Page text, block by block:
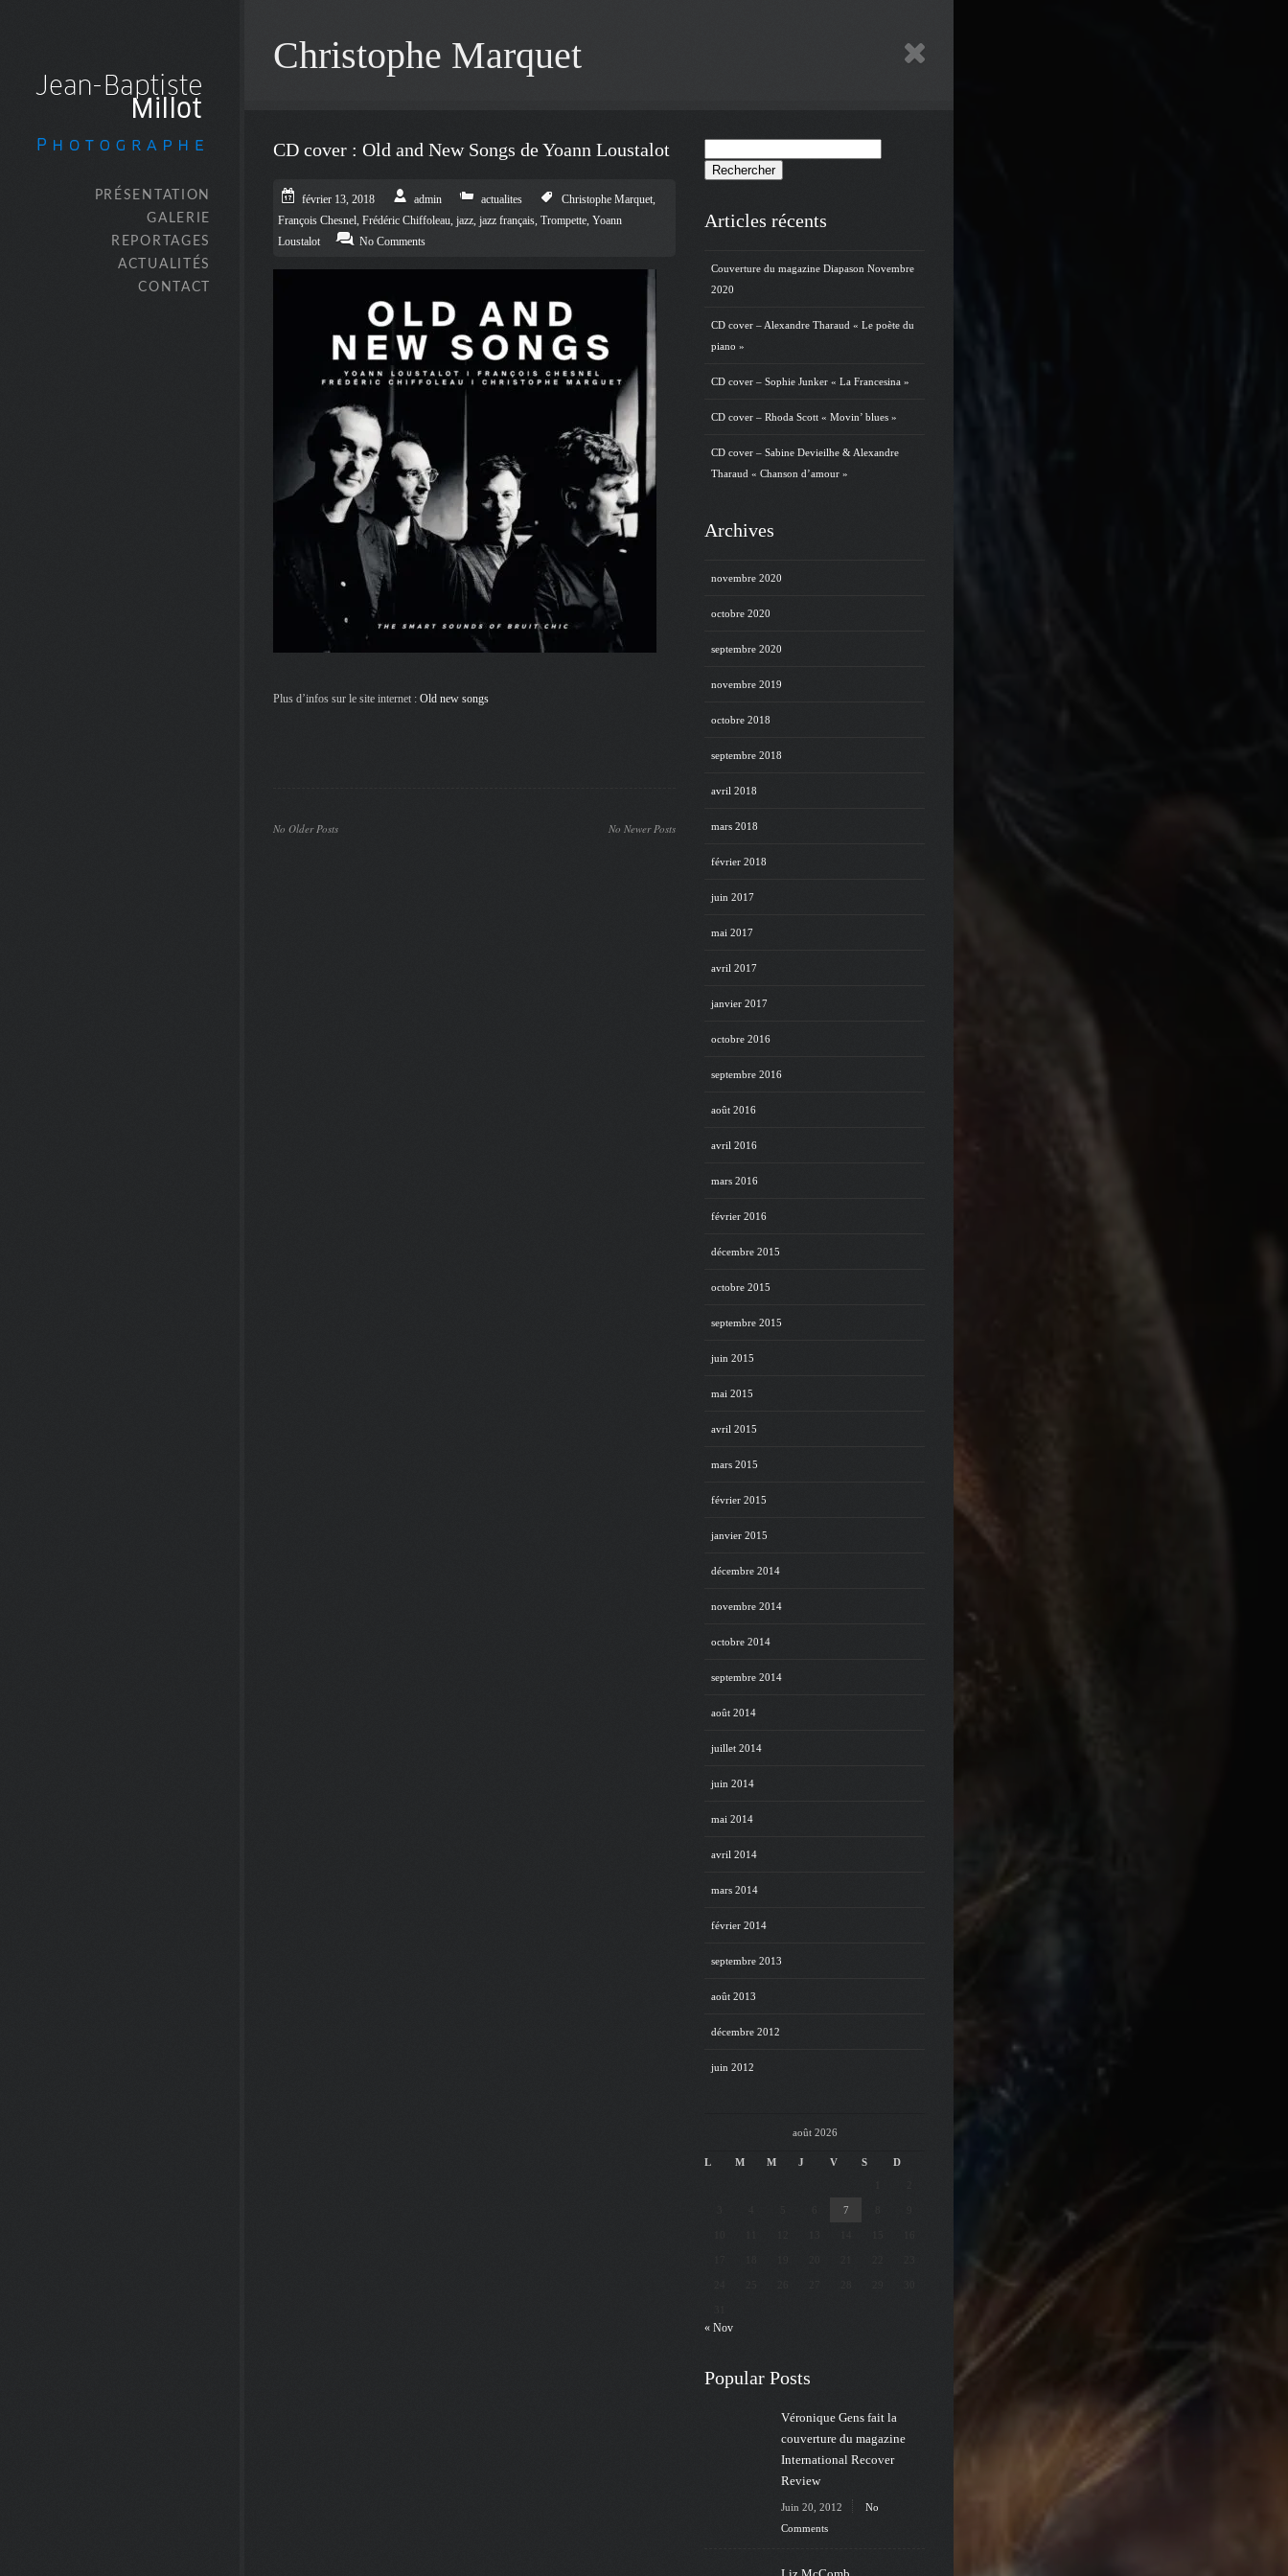
PRÉSENTATION
GALERIE
REPORTAGES
ACTUALITÉS
CONTACT
Christophe Marquet
Articles récents
Couverture du magazine Diapason Novembre
2020
CD cover – Alexandre Tharaud « Le poète du
piano »
CD cover – Sophie Junker « La Francesina »
CD cover – Rhoda Scott « Movin’ blues »
CD cover – Sabine Devieilhe & Alexandre
Tharaud « Chanson d’amour »
Archives
novembre 2020
octobre 2020
septembre 2020
novembre 2019
octobre 2018
septembre 2018
avril 2018
mars 2018
février 2018
juin 2017
mai 2017
avril 2017
janvier 2017
octobre 2016
septembre 2016
août 2016
avril 2016
mars 2016
février 2016
décembre 2015
octobre 2015
septembre 2015
juin 2015
mai 2015
avril 2015
mars 2015
février 2015
janvier 2015
décembre 2014
novembre 2014
octobre 2014
septembre 2014
août 2014
juillet 2014
juin 2014
mai 2014
avril 2014
mars 2014
février 2014
septembre 2013
août 2013
décembre 2012
juin 2012
août 2026
L M M J V S
D
7
« Nov
Popular Posts
Véronique Gens fait la
couverture du magazine
International Recover
Review
Juin 20, 2012
No
Comments
CD cover : Old and New Songs de Yoann Loustalot
février 13, 2018 admin actualites Christophe Marquet,
François Chesnel, Frédéric Chiffoleau, jazz, jazz français, Trompette, Yoann
Loustalot
No Comments
Plus d’infos sur le site internet : Old new songs
No Newer Posts
No Older Posts